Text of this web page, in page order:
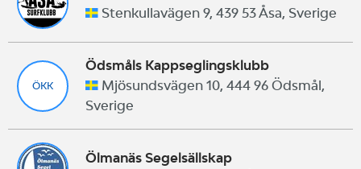
Stenkullavägen 9, 439 53 Åsa, Sverige
ÖKK
Ödsmåls Kappseglingsklubb
Mjösundsvägen 10, 444 96 Ödsmål,
Sverige
Ölmanäs Segelsällskap